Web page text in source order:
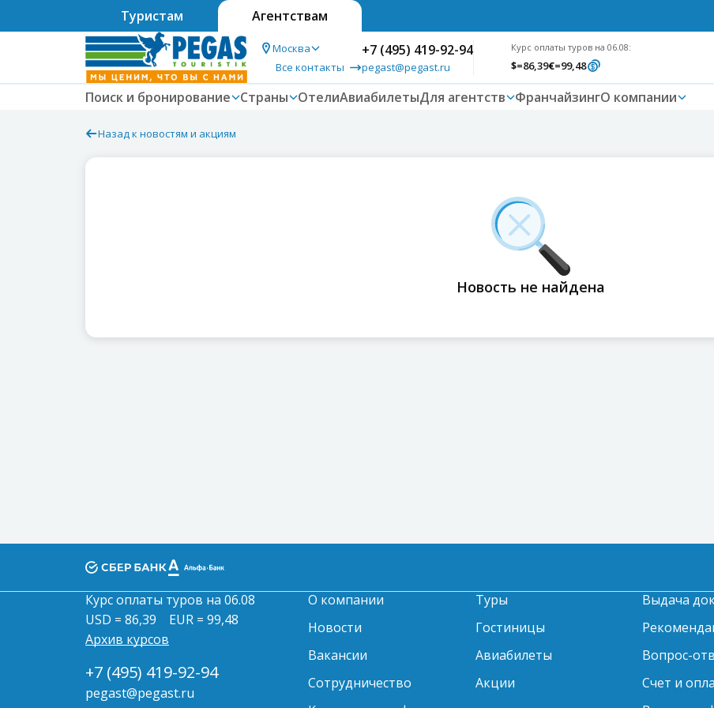
Туристам Агентствам
Москва
Все контакты
+7 (495) 419-92-94
pegast@pegast.ru
Курс оплаты туров на 06.08:
$=86,39€=99,48
Поиск и бронирование Страны ОтелиАвиабилетыДля агентств ФранчайзингО компании
Назад к новостям и акциям
Новость не найдена
Курс оплаты туров на 06.08
USD = 86,39
EUR = 99,48
Архив курсов
+7 (495) 419-92-94
pegast@pegast.ru
О компании
Новости
Вакансии
Сотрудничество
Туры
Гостиницы
Авиабилеты
Акции
Выдача
Вопрос-
Счет и